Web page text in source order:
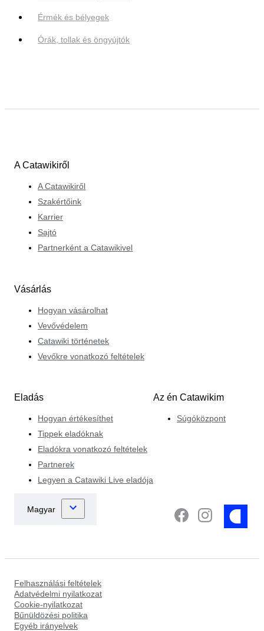
Érmék és bélyegek
Órák, tollak és öngyújtók
A Catawikiről
A Catawikiről
Szakértőink
Karrier
Sajtó
Partnerként a Catawikivel
Vásárlás
Hogyan vásárolhat
Vevővédelem
Catawiki történetek
Vevőkre vonatkozó feltételek
Eladás
Hogyan értékesíthet
Tippek eladóknak
Eladókra vonatkozó feltételek
Partnerek
Legyen a Catawiki Live eladója
Az én Catawikim
Súgóközpont
Felhasználási feltételek
Adatvédelmi nyilatkozat
Cookie-nyilatkozat
Bűnüldözési politika
Egyéb irányelvek